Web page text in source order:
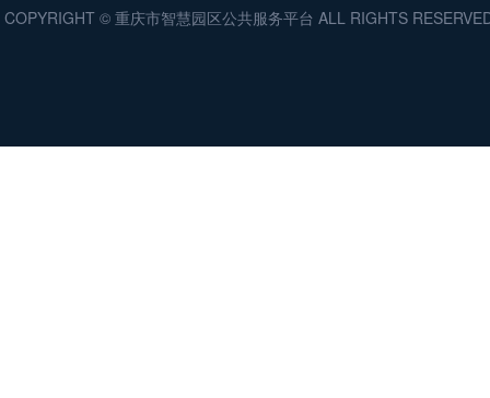
COPYRIGHT © 重庆市智慧园区公共服务平台 ALL RIGHTS